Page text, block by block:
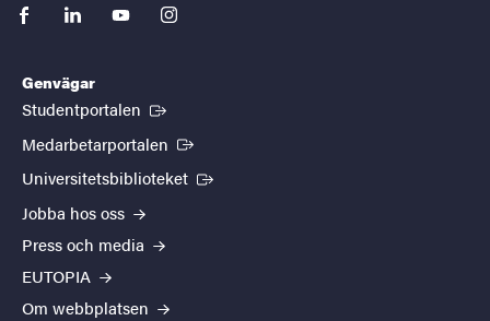
facebooklinkedinyoutubeinstagram
Genvägar
Studentportalen (Extern länk)
Medarbetarportalen (Extern länk)
Universitetsbiblioteket (Extern länk)
Jobba hos oss
Press och media
EUTOPIA
Om webbplatsen